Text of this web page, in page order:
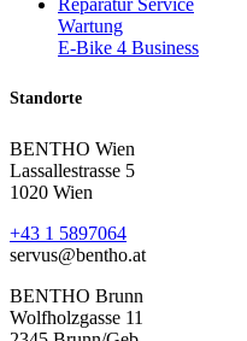
Wartung
E-Bike 4 Business
Standorte
BENTHO Wien
Lassallestrasse 5
1020 Wien
+43 1 5897064
servus@bentho.at
BENTHO Brunn
Wolfholzgasse 11